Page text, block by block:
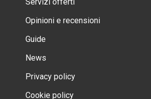
Opinioni e recensioni
Guide
News
Privacy policy
Cookie policy